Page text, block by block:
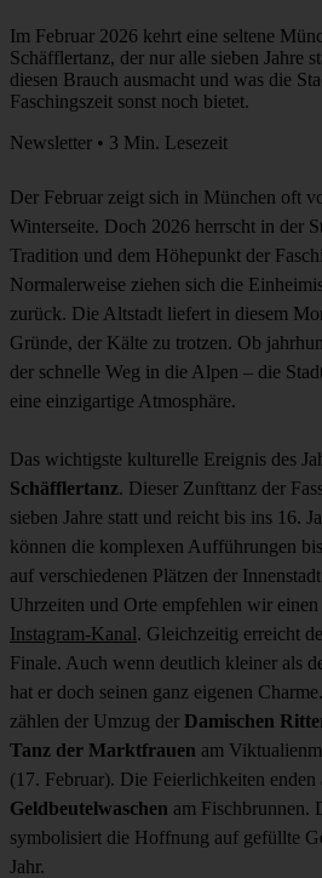
Im Februar 2026 kehrt eine seltene
Schäfflertanz, der nur alle sieben Jahre
diesen Brauch ausmacht und was die
Faschingszeit sonst noch bietet.
Newsletter • 3 Min. Lesezeit
Der Februar zeigt sich in München oft
Winterseite. Doch 2026 herrscht in der
Tradition und dem Höhepunkt der
Normalerweise ziehen sich die
zurück. Die Altstadt liefert in diesem
Gründe, der Kälte zu trotzen. Ob
der schnelle Weg in die Alpen – die
eine einzigartige Atmosphäre.
Das wichtigste kulturelle Ereignis des
Schäfflertanz. Dieser Zunfttanz der
sieben Jahre statt und reicht bis ins 16.
können die komplexen Aufführungen
auf verschiedenen Plätzen der
Uhrzeiten und Orte empfehlen wir
Instagram-Kanal. Gleichzeitig erreicht
Finale. Auch wenn deutlich kleiner als
hat er doch seinen ganz eigenen
zählen der Umzug der Damischen
Tanz der Marktfrauen am
(17. Februar). Die Feierlichkeiten enden
Geldbeutelwaschen am Fischbrunnen.
symbolisiert die Hoffnung auf gefüllte
Jahr.